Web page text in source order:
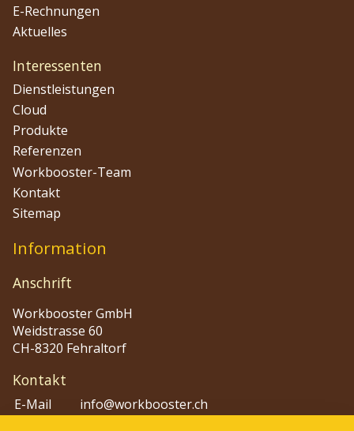
E-Rechnungen
Aktuelles
Interessenten
Dienstleistungen
Cloud
Produkte
Referenzen
Workbooster-Team
Kontakt
Sitemap
Information
Anschrift
Workbooster GmbH
Weidstrasse 60
CH-8320 Fehraltorf
Kontakt
E-Mail
info@workbooster.ch